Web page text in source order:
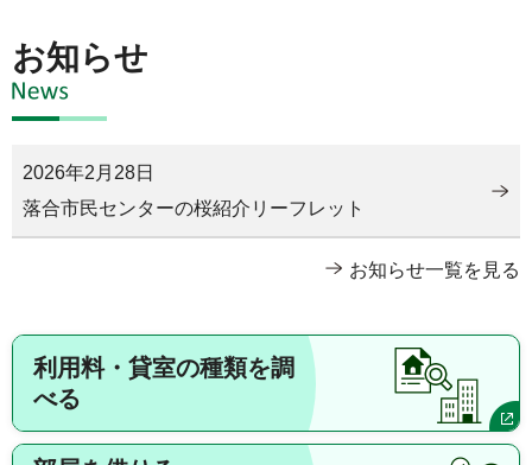
お知らせ
2026年2月28日
落合市民センターの桜紹介リーフレット
お知らせ一覧を見る
利用料・貸室の種類を調
べる